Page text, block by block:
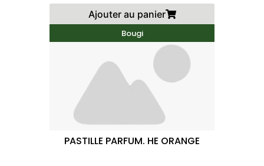
Ajouter au panier
Bougi
PASTILLE PARFUM. HE ORANGE